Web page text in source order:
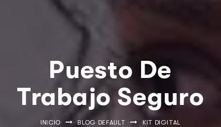
Puesto De
Trabajo Seguro
INICIO BLOG DEFAULT KIT DIGITAL